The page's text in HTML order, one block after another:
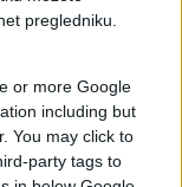
pregledniku.
or more Google
including but
You may click to
party tags to
Mia
informacije
širenja takvih
poduzeti
je Mia